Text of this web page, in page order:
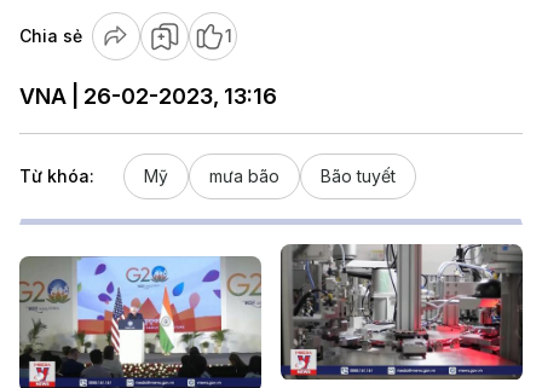
Chia sẻ 1
VNA | 26-02-2023, 13:16
Từ khóa: Mỹ mưa bão Bão tuyết